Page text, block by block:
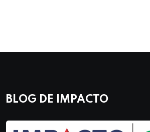
BLOG DE IMPACTO